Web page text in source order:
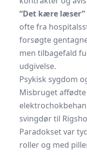
“Det kære læser”
ofte fra
forsøgte
men tilbagefald
udgivelse.
Psykisk sygdom
Misbruget
svingdør til
Paradokset var
roller og med